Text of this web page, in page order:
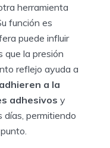
herramienta
función es
puede influir
que la presión
reflejo ayuda a
a la
adhesivos y
días, permitiendo